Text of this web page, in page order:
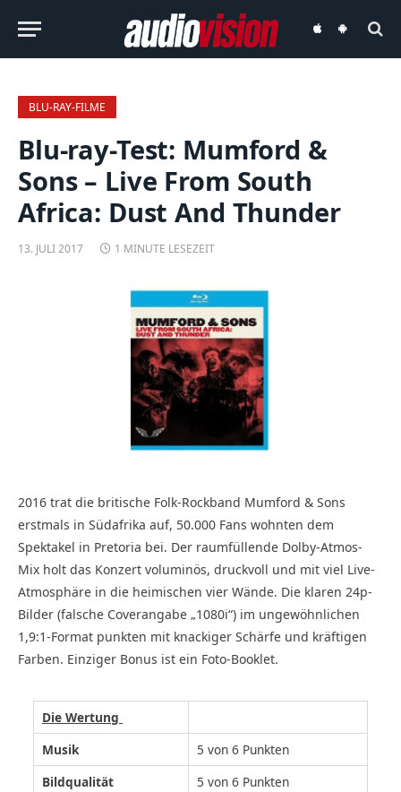
audiovisionaudiovision
BLU-RAY-FILME
Blu-ray-Test: Mumford &
Sons – Live From South
Africa: Dust And Thunder
13. JULI 2017 1 MINUTE LESEZEIT
2016 trat die britische Folk-Rockband Mumford & Sons
erstmals in Südafrika auf, 50.000 Fans wohnten dem
Spektakel in Pretoria bei. Der raumfüllende Dolby-Atmos-
Mix holt das Konzert voluminös, druckvoll und mit viel Live-
Atmosphäre in die heimischen vier Wände. Die klaren 24p-
Bilder (falsche Coverangabe „1080i“) im ungewöhnlichen
1,9:1-Format punkten mit knackiger Schärfe und kräftigen
Farben. Einziger Bonus ist ein Foto-Booklet.
Die Wertung
Musik
5 von 6 Punkten
Bildqualität
5 von 6 Punkten